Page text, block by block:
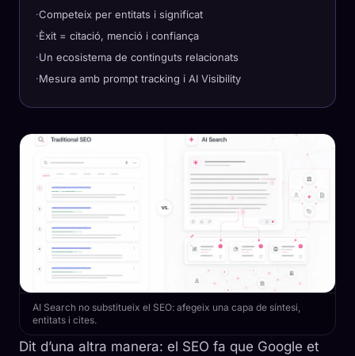
Competeix per entitats i significat
Èxit = citació, menció i confiança
Un ecosistema de continguts relacionats
Mesura amb prompt tracking i AI Visibility
AI Search no substitueix el SEO: afegeix una capa de síntesi,
entitats i cites.
Dit d’una altra manera: el SEO fa que Google et